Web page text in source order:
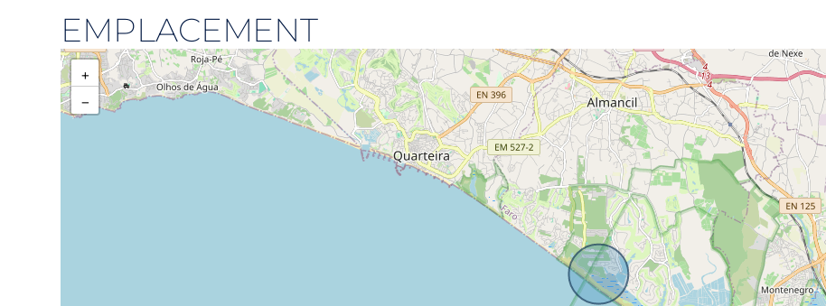
EMPLACEMENT
+
−